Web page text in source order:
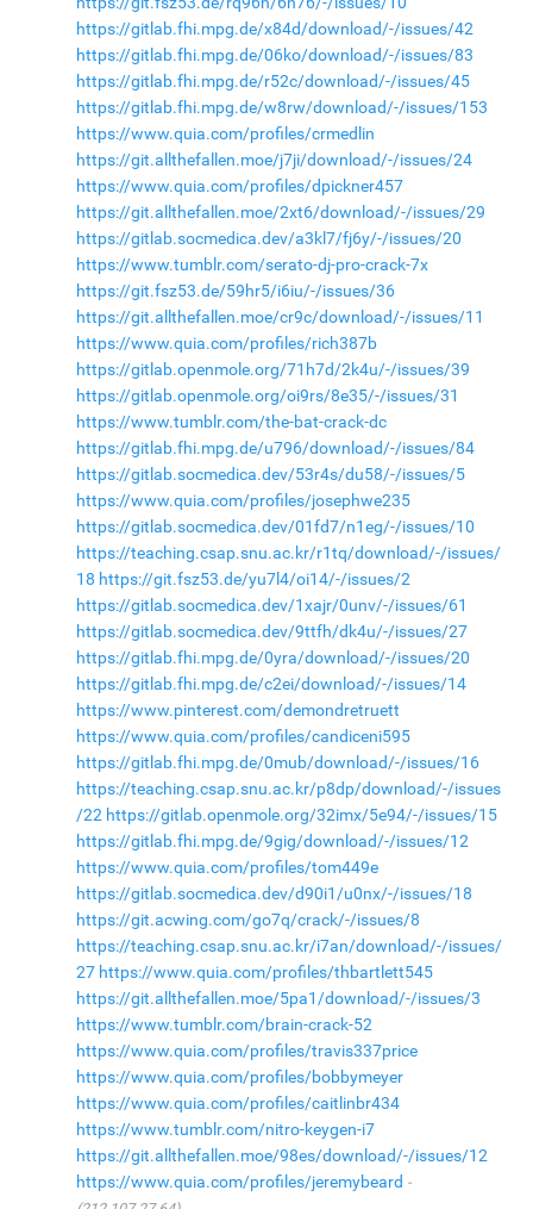
https://gitlab.fhi.mpg.de/x84d/download/-/issues/42
https://gitlab.fhi.mpg.de/06ko/download/-/issues/83
https://gitlab.fhi.mpg.de/r52c/download/-/issues/45
https://gitlab.fhi.mpg.de/w8rw/download/-/issues/153
https://www.quia.com/profiles/crmedlin
https://git.allthefallen.moe/j7ji/download/-/issues/24
https://www.quia.com/profiles/dpickner457
https://git.allthefallen.moe/2xt6/download/-/issues/29
https://gitlab.socmedica.dev/a3kl7/fj6y/-/issues/20
https://www.tumblr.com/serato-dj-pro-crack-7x
https://git.fsz53.de/59hr5/i6iu/-/issues/36
https://git.allthefallen.moe/cr9c/download/-/issues/11
https://www.quia.com/profiles/rich387b
https://gitlab.openmole.org/71h7d/2k4u/-/issues/39
https://gitlab.openmole.org/oi9rs/8e35/-/issues/31
https://www.tumblr.com/the-bat-crack-dc
https://gitlab.fhi.mpg.de/u796/download/-/issues/84
https://gitlab.socmedica.dev/53r4s/du58/-/issues/5
https://www.quia.com/profiles/josephwe235
https://gitlab.socmedica.dev/01fd7/n1eg/-/issues/10
https://teaching.csap.snu.ac.kr/r1tq/download/-/issues/
18 https://git.fsz53.de/yu7l4/oi14/-/issues/2
https://gitlab.socmedica.dev/1xajr/0unv/-/issues/61
https://gitlab.socmedica.dev/9ttfh/dk4u/-/issues/27
https://gitlab.fhi.mpg.de/0yra/download/-/issues/20
https://gitlab.fhi.mpg.de/c2ei/download/-/issues/14
https://www.pinterest.com/demondretruett
https://www.quia.com/profiles/candiceni595
https://gitlab.fhi.mpg.de/0mub/download/-/issues/16
https://teaching.csap.snu.ac.kr/p8dp/download/-/issues
/22 https://gitlab.openmole.org/32imx/5e94/-/issues/15
https://gitlab.fhi.mpg.de/9gig/download/-/issues/12
https://www.quia.com/profiles/tom449e
https://gitlab.socmedica.dev/d90i1/u0nx/-/issues/18
https://git.acwing.com/go7q/crack/-/issues/8
https://teaching.csap.snu.ac.kr/i7an/download/-/issues/
27 https://www.quia.com/profiles/thbartlett545
https://git.allthefallen.moe/5pa1/download/-/issues/3
https://www.tumblr.com/brain-crack-52
https://www.quia.com/profiles/travis337price
https://www.quia.com/profiles/bobbymeyer
https://www.quia.com/profiles/caitlinbr434
https://www.tumblr.com/nitro-keygen-i7
https://git.allthefallen.moe/98es/download/-/issues/12
https://www.quia.com/profiles/jeremybeard